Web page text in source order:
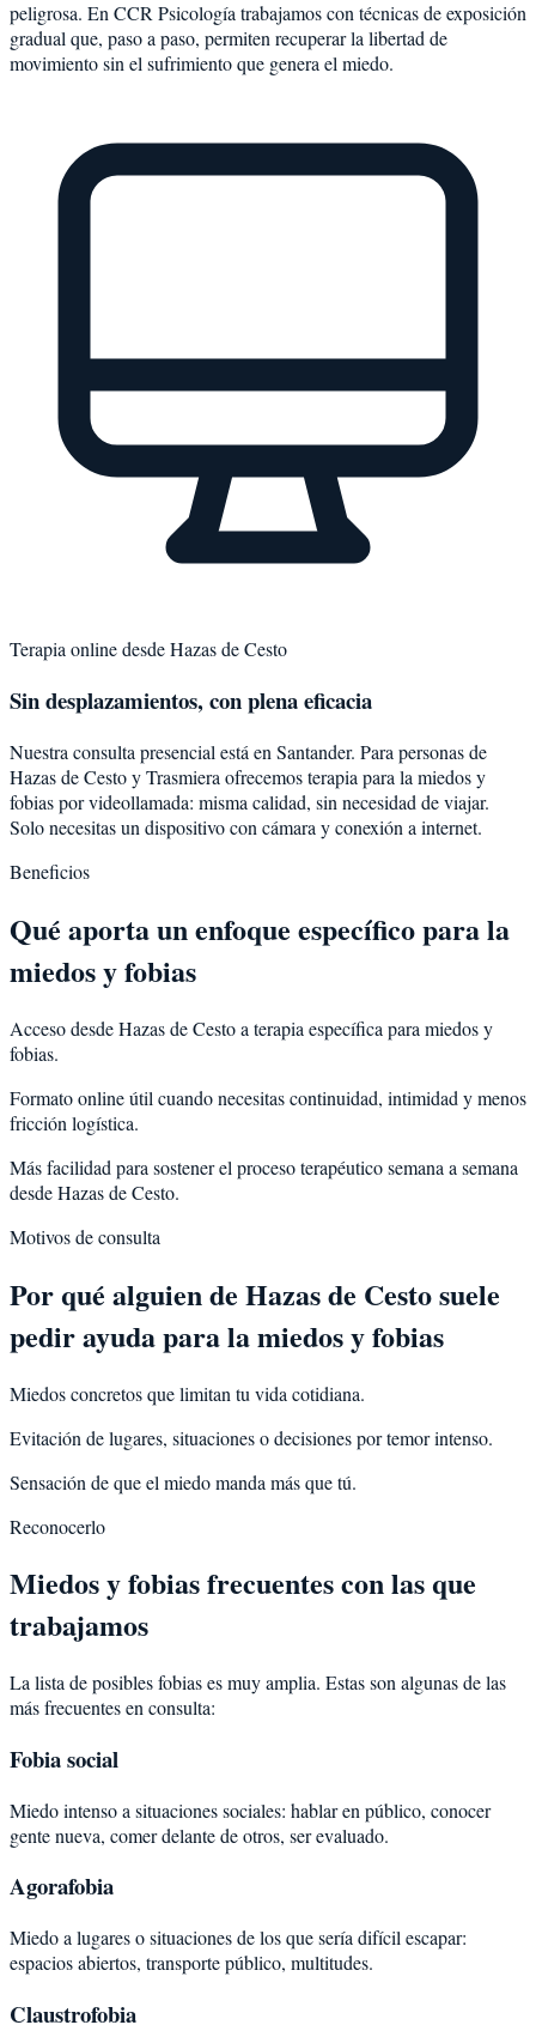
peligrosa. En CCR Psicología trabajamos con técnicas de exposición
gradual que, paso a paso, permiten recuperar la libertad de
movimiento sin el sufrimiento que genera el miedo.
Terapia online desdeHazas de Cesto
Sin desplazamientos, con plena eficacia
Nuestra consulta presencial está en Santander. Para personas de
Hazas de CestoyTrasmiera ofrecemos terapia para la miedos y
fobiaspor videollamada: misma calidad, sin necesidad de viajar.
Solo necesitas un dispositivo con cámara y conexión a internet.
Beneficios
Qué aporta un enfoque específico para la
miedos y fobias
Acceso desde Hazas de Cesto a terapia específica para miedos y
fobias.
Formato online útil cuando necesitas continuidad, intimidad y menos
fricción logística.
Más facilidad para sostener el proceso terapéutico semana a semana
desde Hazas de Cesto.
Motivos de consulta
Por qué alguien de Hazas de Cestosuele
pedir ayuda para lamiedos y fobias
Miedos concretos que limitan tu vida cotidiana.
Evitación de lugares, situaciones o decisiones por temor intenso.
Sensación de que el miedo manda más que tú.
Reconocerlo
Miedos y fobias frecuentes con las que
trabajamos
La lista de posibles fobias es muy amplia. Estas son algunas de las
más frecuentes en consulta:
Fobia social
Miedo intenso a situaciones sociales: hablar en público, conocer
gente nueva, comer delante de otros, ser evaluado.
Agorafobia
Miedo a lugares o situaciones de los que sería difícil escapar:
espacios abiertos, transporte público, multitudes.
Claustrofobia